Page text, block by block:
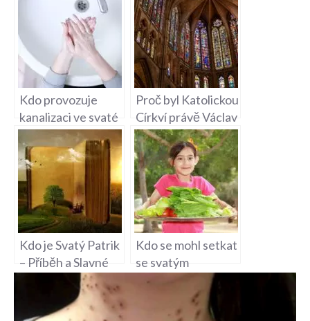
Kdo provozuje
kanalizaci ve svaté
Kateřině –
Infrastruktura
Města
Proč byl Katolickou
Církví právě Václav
prohlášen za
svatého – Důležitá
Křesťanská
Událost
Kdo je Svatý Patrik
– Příběh a Slavné
Kdo se mohl setkat
se svatým
Vojtěchem testy –
Životní Příběh
Svatého Vojtěcha